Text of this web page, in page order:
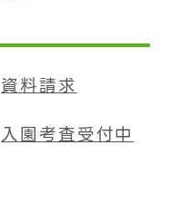
資料請求
入園考査受付中